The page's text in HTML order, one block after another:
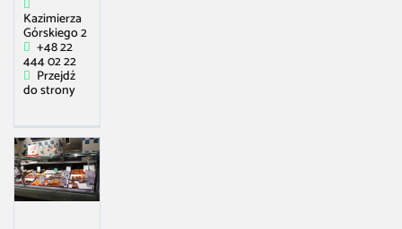
Kazimierza
Górskiego 2
+48 22
444 02 22
Przejdź
do strony